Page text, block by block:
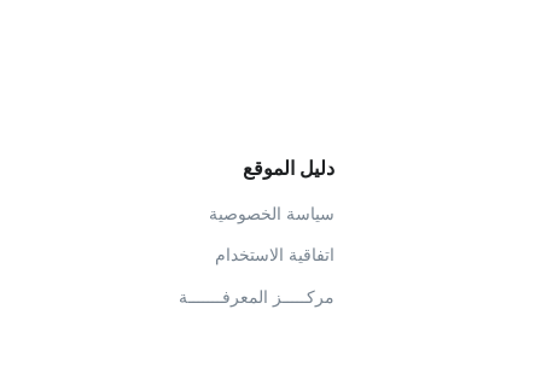
دليل الموقع
سياسة الخصوصية
اتفاقية الاستخدام
مركـــــز المعرفـــــــة